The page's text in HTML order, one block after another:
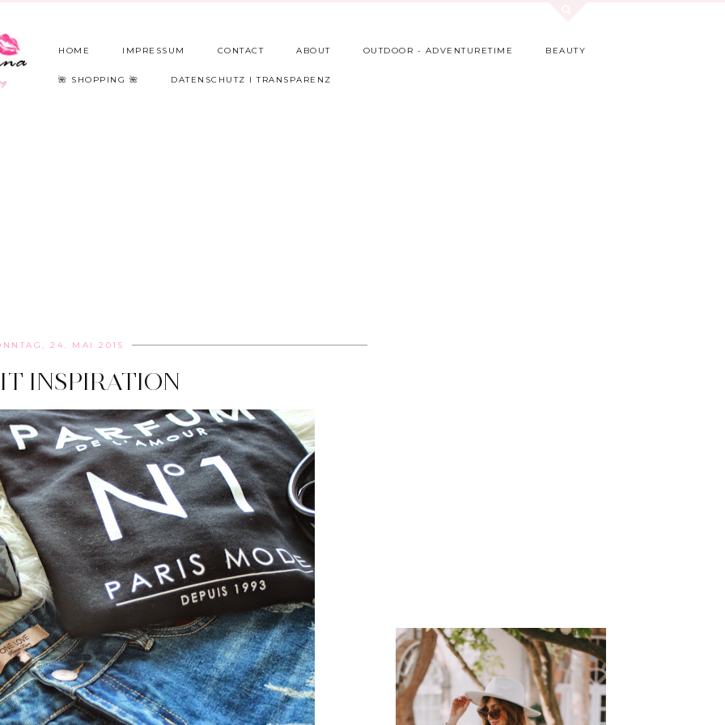
HOME IMPRESSUM CONTACT ABOUT OUTDOOR - ADVENTURETIME BEAUTY
🌺 SHOPPING 🌺 DATENSCHUTZ I TRANSPARENZ
24. MAI 2015
INSPIRATION